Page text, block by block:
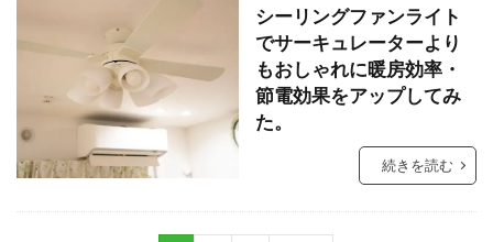
シーリングファンライト
でサーキュレーターより
もおしゃれに暖房効率・
節電効果をアップしてみ
た。
続きを読む